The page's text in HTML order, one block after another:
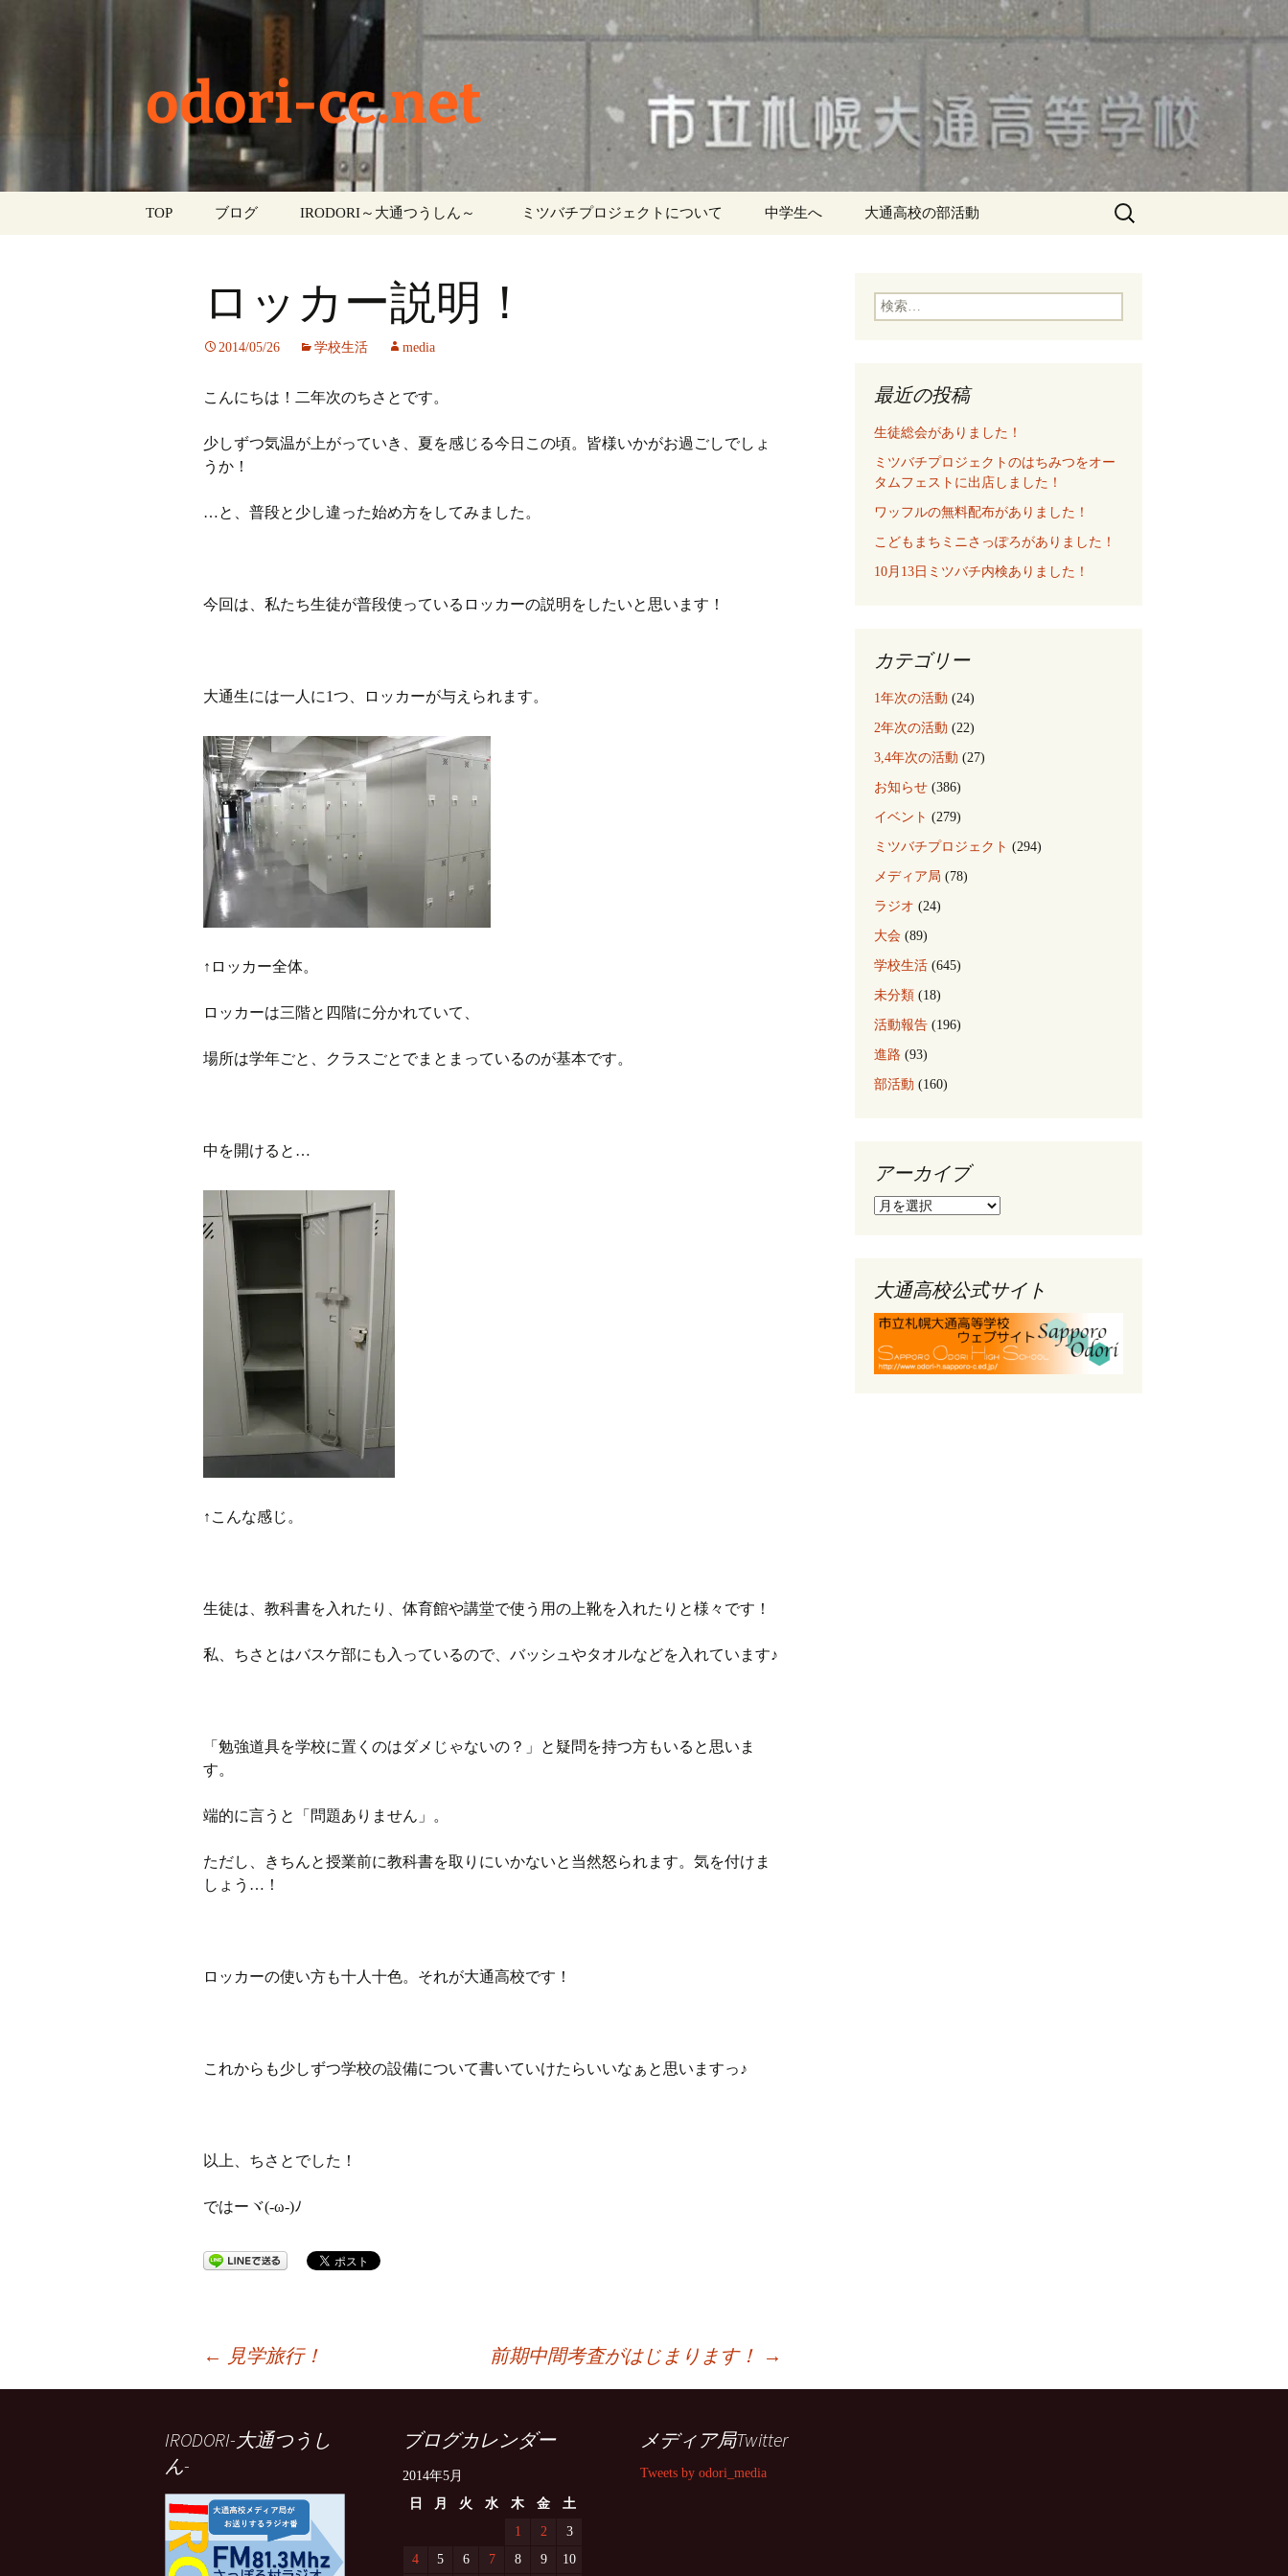
odori-cc.net
TOP ブログ
学校生活
イベント
ラジオ
ミツバチプロジェクト
1年次の活動
3,4年次の活動
IRODORI～大通つうしん～ ‎ ミツバチプロジェクトについて 中学生へ 大通高校の部活動
検
索:
ロッカー説明！
2014/05/26 学校生活 media
こんにちは！二年次のちさとです。
少しずつ気温が上がっていき、夏を感じる今日この頃。皆様いかがお過ごしでしょ
うか！
…と、普段と少し違った始め方をしてみました。
今回は、私たち生徒が普段使っているロッカーの説明をしたいと思います！
大通生には一人に1つ、ロッカーが与えられます。
↑ロッカー全体。
ロッカーは三階と四階に分かれていて、
場所は学年ごと、クラスごとでまとまっているのが基本です。
中を開けると…
↑こんな感じ。
生徒は、教科書を入れたり、体育館や講堂で使う用の上靴を入れたりと様々です！
私、ちさとはバスケ部にも入っているので、バッシュやタオルなどを入れています♪
「勉強道具を学校に置くのはダメじゃないの？」と疑問を持つ方もいると思いま
す。
端的に言うと「問題ありません」。
ただし、きちんと授業前に教科書を取りにいかないと当然怒られます。気を付けま
しょう…！
ロッカーの使い方も十人十色。それが大通高校です！
これからも少しずつ学校の設備について書いていけたらいいなぁと思いますっ♪
以上、ちさとでした！
ではーヾ(-ω-)ﾉ
← 見学旅行！ 前期中間考査がはじまります！ →
検
索:
最近の投稿
生徒総会がありました！
ミツバチプロジェクトのはちみつをオー
タムフェストに出店しました！
ワッフルの無料配布がありました！
こどもまちミニさっぽろがありました！
10月13日ミツバチ内検ありました！
カテゴリー
1年次の活動 (24)
2年次の活動 (22)
3,4年次の活動 (27)
お知らせ (386)
イベント (279)
ミツバチプロジェクト (294)
メディア局 (78)
ラジオ (24)
大会 (89)
学校生活 (645)
未分類 (18)
活動報告 (196)
進路 (93)
部活動 (160)
アーカイブ
ア
ブ
大通高校公式サイト
IRODORI-大通つうし
ん-
ブログカレンダー
2014年5月
日
月 火 水 木 金
土
1
2
3
4
5 6 7 8 9 10
メディア局Twitter
Tweets by odori_media